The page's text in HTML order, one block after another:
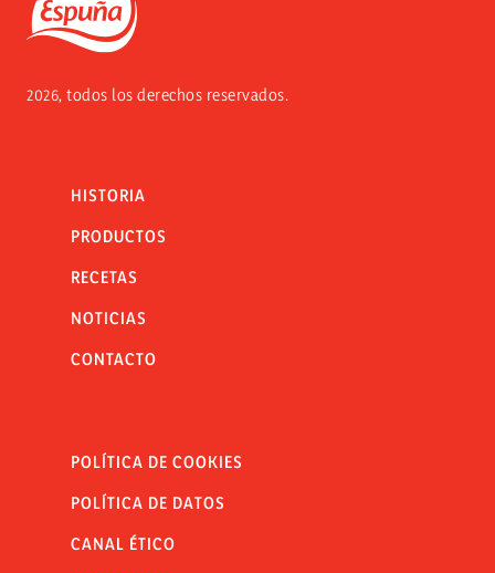
2026, todos los derechos reservados.
HISTORIA
PRODUCTOS
RECETAS
NOTICIAS
CONTACTO
POLÍTICA DE COOKIES
POLÍTICA DE DATOS
CANAL ÉTICO